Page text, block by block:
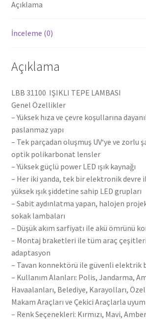
Açıklama
İnceleme (0)
Açıklama
LBB 31100 IŞIKLI TEPE LAMBASI
Genel Özellikler
– Yüksek hıza ve çevre koşullarına
paslanmaz yapı
– Tek parçadan oluşmuş UV‘ye ve zorlu
optik polikarbonat lensler
– Yüksek güçlü power LED ışık kaynağı
– Her iki yanda, tek bir elektronik devre
yüksek ışık şiddetine sahip LED grupları
– Sabit aydınlatma yapan, halojen
sokak lambaları
– Düşük akım sarfiyatı ile akü ömrünü
– Montaj braketleri ile tüm araç
adaptasyon
– Tavan konnektörü ile güvenli elektrik
– Kullanım Alanları: Polis, Jandarma,
Havaalanları, Belediye, Karayolları,
Makam Araçları ve Çekici Araçlarla
– Renk Seçenekleri: Kırmızı, Mavi,